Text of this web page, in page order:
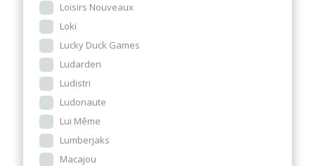
Loisirs Nouveaux
Loki
Lucky Duck Games
Ludarden
Ludistri
Ludonaute
Lui Même
Lumberjaks
Macajou